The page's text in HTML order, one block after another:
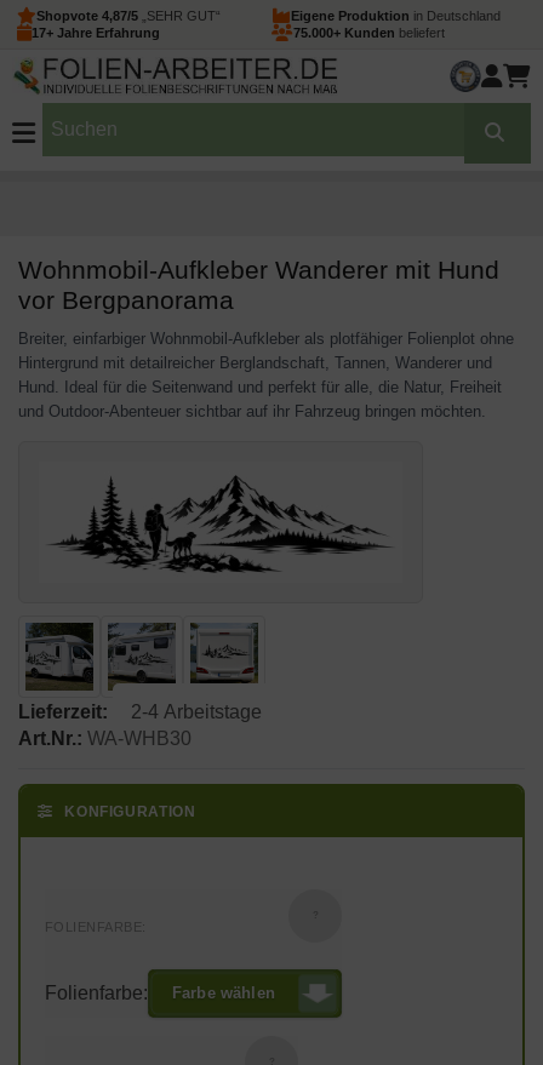
Shopvote 4,87/5 „SEHR GUT“ Eigene Produktion in Deutschland
17+ Jahre Erfahrung
75.000+ Kunden beliefert
Wohnmobil-Aufkleber Wanderer mit Hund
vor Bergpanorama
Breiter, einfarbiger Wohnmobil-Aufkleber als plotfähiger Folienplot ohne
Hintergrund mit detailreicher Berglandschaft, Tannen, Wanderer und
Hund. Ideal für die Seitenwand und perfekt für alle, die Natur, Freiheit
und Outdoor-Abenteuer sichtbar auf ihr Fahrzeug bringen möchten.
Lieferzeit:
2-4 Arbeitstage
Art.Nr.: WA-WHB30
KONFIGURATION
FOLIENFARBE:
Folienfarbe: Farbe wählen